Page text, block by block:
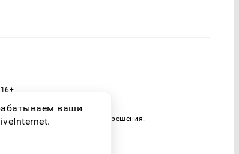
наличии письменного разрешения.
ваши